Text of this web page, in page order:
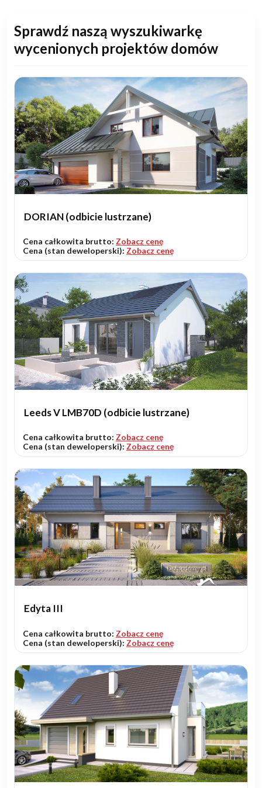
Sprawdź naszą wyszukiwarkę
wycenionych projektów domów
DORIAN (odbicie lustrzane)
Cena całkowita brutto: Zobacz cenę
Cena (stan deweloperski): Zobacz cenę
Leeds V LMB70D (odbicie lustrzane)
Cena całkowita brutto: Zobacz cenę
Cena (stan deweloperski): Zobacz cenę
Edyta III
Cena całkowita brutto: Zobacz cenę
Cena (stan deweloperski): Zobacz cenę